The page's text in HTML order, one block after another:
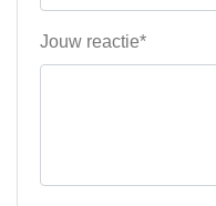
Jouw reactie*